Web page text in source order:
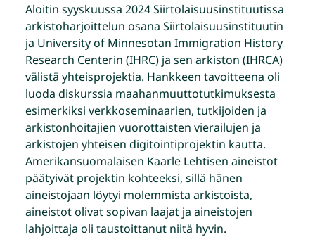
Aloitin syyskuussa 2024 Siirtolaisuusinstituutissa
arkistoharjoittelun osana Siirtolaisuusinstituutin
ja University of Minnesotan Immigration History
Research Centerin (IHRC) ja sen arkiston (IHRCA)
välistä yhteisprojektia. Hankkeen tavoitteena oli
luoda diskurssia maahanmuuttotutkimuksesta
esimerkiksi verkkoseminaarien, tutkijoiden ja
arkistonhoitajien vuorottaisten vierailujen ja
arkistojen yhteisen digitointiprojektin kautta.
Amerikansuomalaisen Kaarle Lehtisen aineistot
päätyivät projektin kohteeksi, sillä hänen
aineistojaan löytyi molemmista arkistoista,
aineistot olivat sopivan laajat ja aineistojen
lahjoittaja oli taustoittanut niitä hyvin.